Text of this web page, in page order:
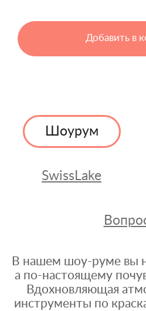
Добавить в
Шоурум
SwissLake
В нашем шоу-руме вы
а по-настоящему
Вдохновляющая
инструменты по